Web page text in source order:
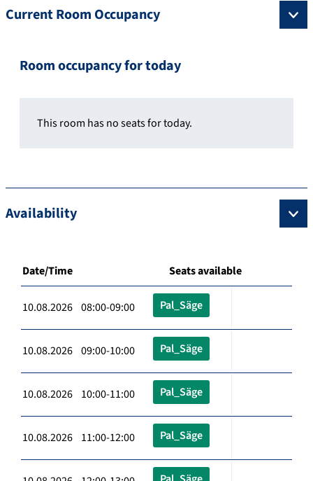
Current Room Occupancy
Room occupancy for today
This room has no seats for today.
Availability
Date/Time Seats available
10.08.2026 08:00-09:00 Pal_Säge
10.08.2026 09:00-10:00 Pal_Säge
10.08.2026 10:00-11:00 Pal_Säge
10.08.2026 11:00-12:00 Pal_Säge